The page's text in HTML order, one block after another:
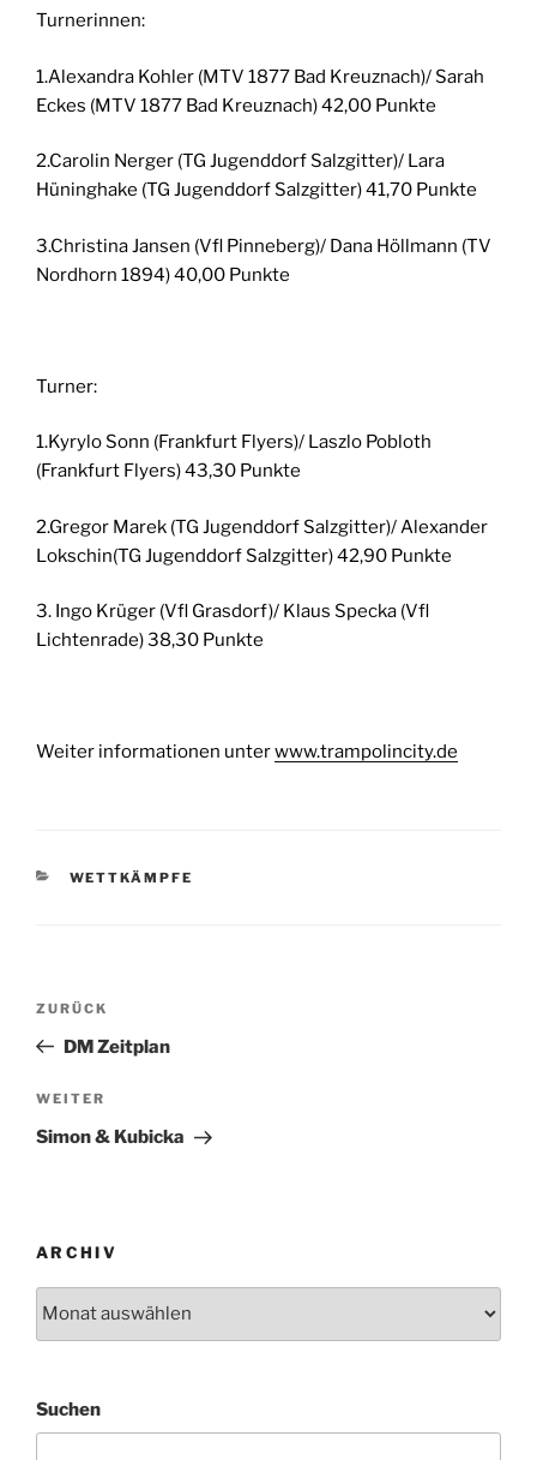
Turnerinnen:
1.Alexandra Kohler (MTV 1877 Bad Kreuznach)/ Sarah
Eckes (MTV 1877 Bad Kreuznach) 42,00 Punkte
2.Carolin Nerger (TG Jugenddorf Salzgitter)/ Lara
Hüninghake (TG Jugenddorf Salzgitter) 41,70 Punkte
3.Christina Jansen (Vfl Pinneberg)/ Dana Höllmann (TV
Nordhorn 1894) 40,00 Punkte
Turner:
1.Kyrylo Sonn (Frankfurt Flyers)/ Laszlo Pobloth
(Frankfurt Flyers) 43,30 Punkte
2.Gregor Marek (TG Jugenddorf Salzgitter)/ Alexander
Lokschin(TG Jugenddorf Salzgitter) 42,90 Punkte
3. Ingo Krüger (Vfl Grasdorf)/ Klaus Specka (Vfl
Lichtenrade) 38,30 Punkte
Weiter informationen unterwww.trampolincity.de
KATEGORIEN
WETTKÄMPFE
Beitragsnavigation
Vorheriger
Beitrag
ZURÜCK
DM Zeitplan
Nächster
Beitrag
WEITER
Simon & Kubicka
ARCHIV
Suchen